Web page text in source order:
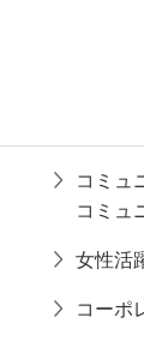
コミュ
コミュ
女性活
コーポ